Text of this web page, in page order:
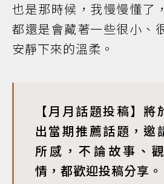
也是那時候，我慢慢懂了
都還是會藏著一些很小、
安靜下來的溫柔。
【月月話題投稿】將
出當期推薦話題，邀
所感，不論故事、
情，都歡迎投稿分享。